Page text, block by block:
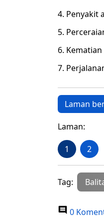
4. Penyakit
5.
6.
7.
Laman
Laman:
1 2
Tag:
0